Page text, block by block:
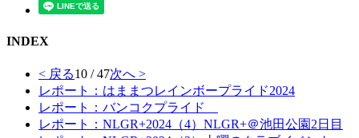
INDEX
< 戻る10 / 47次へ >
レポート：はままつレインボープライド2024
レポート：バンコクプライド
レポート：NLGR+2024（4）NLGR+＠池田公園2日目